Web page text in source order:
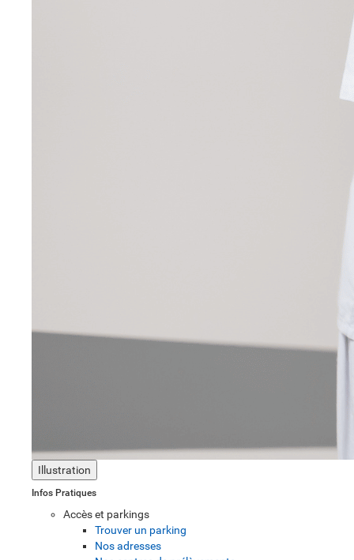
Illustration
Infos Pratiques
Accès et parkings
Trouver un parking
Nos adresses